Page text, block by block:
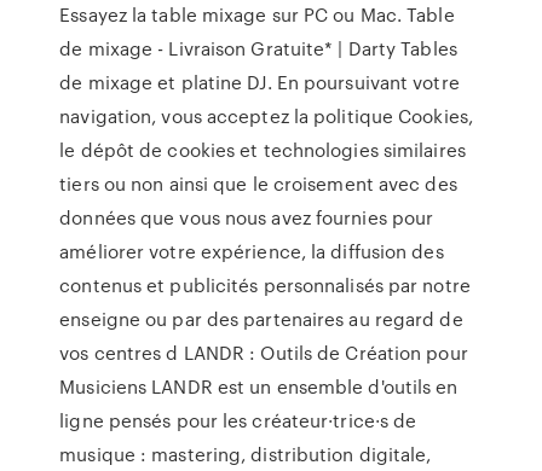
Essayez la table mixage sur PC ou Mac. Table
de mixage - Livraison Gratuite* | Darty Tables
de mixage et platine DJ. En poursuivant votre
navigation, vous acceptez la politique Cookies,
le dépôt de cookies et technologies similaires
tiers ou non ainsi que le croisement avec des
données que vous nous avez fournies pour
améliorer votre expérience, la diffusion des
contenus et publicités personnalisés par notre
enseigne ou par des partenaires au regard de
vos centres d LANDR : Outils de Création pour
Musiciens LANDR est un ensemble d'outils en
ligne pensés pour les créateur·trice·s de
musique : mastering, distribution digitale,